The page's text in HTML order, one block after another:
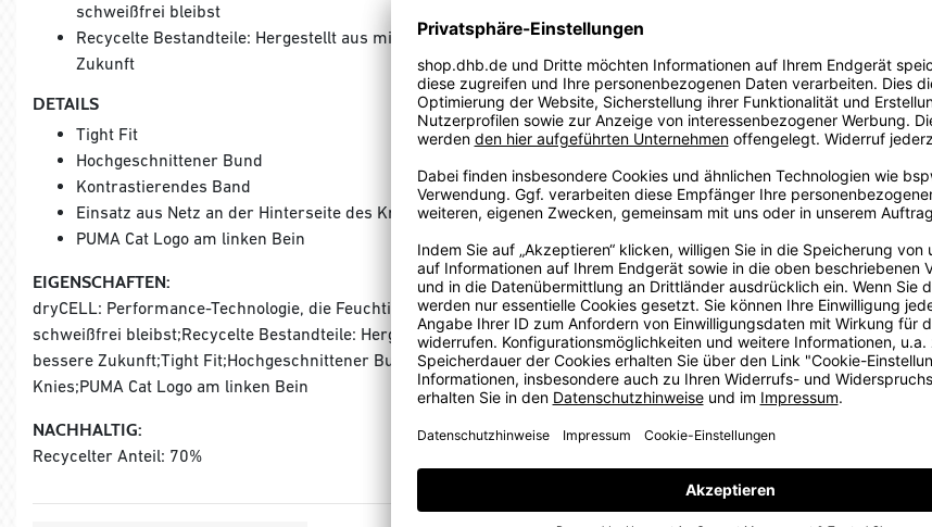
schweißfrei bleibst
Recycelte Bestandteile: Hergestellt aus mindestens 70 % recyceltem Material für den Schritt in eine bessere
Zukunft
DETAILS
Tight Fit
Hochgeschnittener Bund
Kontrastierendes Band
Einsatz aus Netz an der Hinterseite des Knies
PUMA Cat Logo am linken Bein
EIGENSCHAFTEN:
dryCELL: Performance-Technologie, die Feuchtigkeit vom Körper ableitet und dafür sorgt, dass du beim Training
schweißfrei bleibst;Recycelte Bestandteile: Hergestellt aus mindestens 70 % recyceltem Material für den Schritt in eine
bessere Zukunft;Tight Fit;Hochgeschnittener Bund;Kontrastierendes Band;Einsatz aus Netz an der Hinterseite des
Knies;PUMA Cat Logo am linken Bein
NACHHALTIG:
Recycelter Anteil: 70%